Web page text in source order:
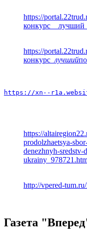
https://
https://
конкурс _лучшийпо
https://xn--
https://
prodolzhaetsya-
denezhnyh-
http://vpered-
Газета